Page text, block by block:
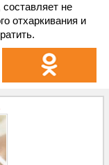
не
отхаркивания и